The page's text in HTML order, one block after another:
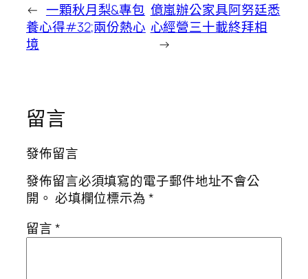
← 一顆秋月梨&專包
養心得#32;兩份熱心
境
億嵐辦公家具阿努廷悉
心經營三十載終拜相
→
留言
發佈留言
發佈留言必須填寫的電子郵件地址不會公
開。 必填欄位標示為*
留言*